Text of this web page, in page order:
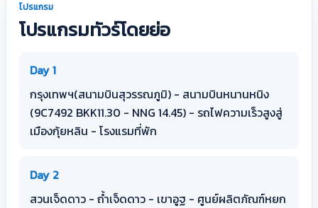
โปรแกรม
โปรแกรมทัวร์โดยย่อ
Day 1
กรุงเทพฯ(สนามบินสุวรรณภูมิ) - สนามบินหนานหนิง
(9C7492 BKK11.30 - NNG 14.45) - รถไฟความเร็วสูงสู่
เมืองกุ้ยหลิน - โรงแรมที่พัก
Day 2
สวนเจ็ดดาว - ถ้ำเจ็ดดาว - เขาอูฐ - ศูนย์ผลิตภัณฑ์หยก